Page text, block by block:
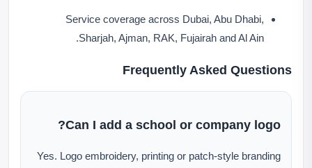
Service coverage across Dubai, Abu Dhabi,
Sharjah, Ajman, RAK, Fujairah and Al Ain.
Frequently Asked Questions
Can I add a school or company logo?
Yes. Logo embroidery, printing or patch-style branding